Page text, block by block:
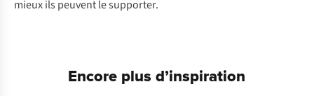
mieux ils peuvent le supporter.
Encore plus d’inspiration